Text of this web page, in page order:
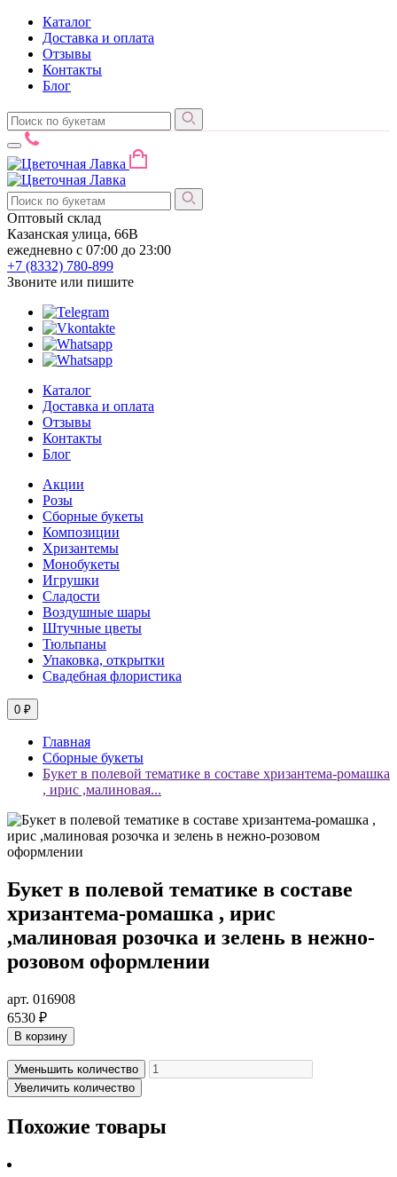
Каталог
Доставка и оплата
Отзывы
Контакты
Блог
Оптовый склад
Казанская улица, 66В
ежедневно с 07:00 до 23:00
+7 (8332) 780-899
Звоните или пишите
Каталог
Доставка и оплата
Отзывы
Контакты
Блог
Акции
Розы
Сборные букеты
Композиции
Хризантемы
Монобукеты
Игрушки
Сладости
Воздушные шары
Штучные цветы
Тюльпаны
Упаковка, открытки
Свадебная флористика
0 ₽
Главная
Сборные букеты
Букет в полевой тематике в составе хризантема-ромашка
, ирис ,малиновая...
Букет в полевой тематике в составе
хризантема-ромашка , ирис
,малиновая розочка и зелень в нежно-
розовом оформлении
арт. 016908
6530 ₽
В корзину
Уменьшить количество
Увеличить количество
Похожие товары